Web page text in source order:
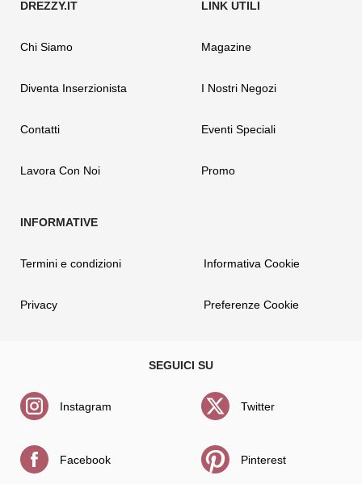
Chi Siamo
Diventa Inserzionista
Contatti
Lavora Con Noi
Magazine
I Nostri Negozi
Eventi Speciali
Promo
Termini e condizioni
Privacy
Informativa Cookie
Preferenze Cookie
Instagram
Facebook
Twitter
Pinterest